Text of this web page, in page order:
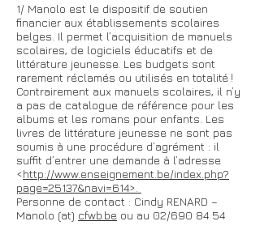
1/ Manolo est le dispositif de soutien
financier aux établissements scolaires
belges. Il permet l’acquisition de manuels
scolaires, de logiciels éducatifs et de
littérature jeunesse. Les budgets sont
rarement réclamés ou utilisés en totalité !
Contrairement aux manuels scolaires, il n’y
a pas de catalogue de référence pour les
albums et les romans pour enfants. Les
livres de littérature jeunesse ne sont pas
soumis à une procédure d’agrément : il
suffit d’entrer une demande à l’adresse
<http://www.enseignement.be/index.php?
page=25137&navi=614>.
Personne de contact : Cindy RENARD –
Manolo (at) cfwb.be ou au 02/690 84 54